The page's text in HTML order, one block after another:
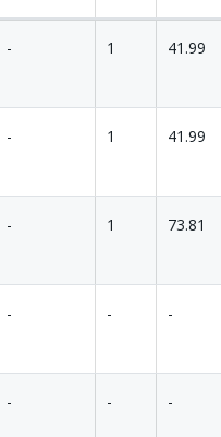
- 1 41.99
- 1 41.99
- 1 73.81
- - -
- - -